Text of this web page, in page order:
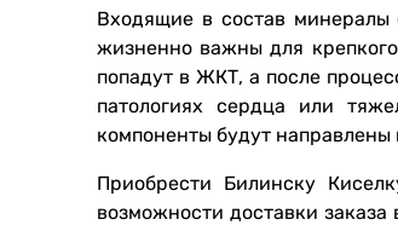
Входящие в состав минералы
жизненно важны для
попадут в ЖКТ, а после
патологиях сердца или
компоненты будут
Приобрести Билинску
возможности доставки